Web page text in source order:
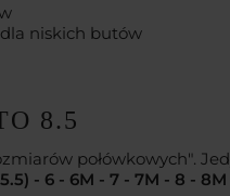
niskich butów
8.5
połówkowych".
- 6 - 6M - 7 - 7M - 8 - 8M